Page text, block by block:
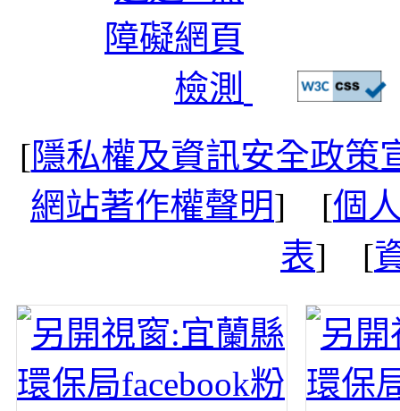
[隱私權及資訊安全政策
網站著作權聲明] [個
表] [